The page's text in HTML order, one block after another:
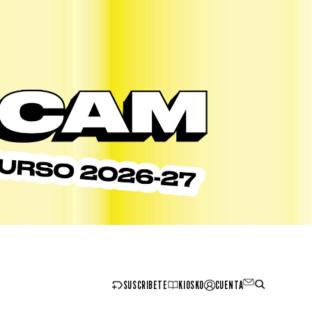
SUSCRIBETE KIOSKO CUENTA